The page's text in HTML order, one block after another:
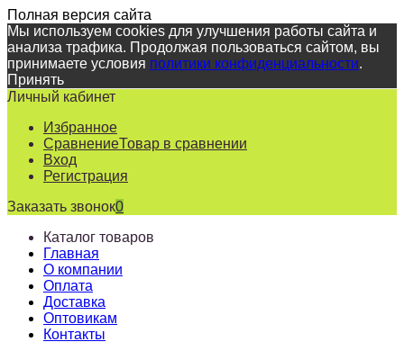
Полная версия сайта
Мы используем cookies для улучшения работы сайта и
анализа трафика. Продолжая пользоваться сайтом, вы
принимаете условия политики конфиденциальности.
Принять
Личный кабинет
Избранное
СравнениеТовар в сравнении
Вход
Регистрация
Заказать звонок0
Каталог товаров
Главная
О компании
Оплата
Доставка
Оптовикам
Контакты